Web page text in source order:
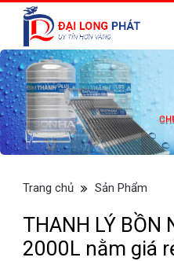
Trang chủ Sản Phẩm
THANH LÝ BỒN
2000L nằm giá